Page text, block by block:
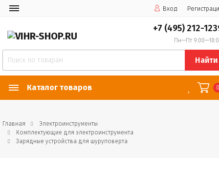
Вход
+7 (495) 212-
Пн—Пт
Найти
Каталог товаров
Главная
Электроинструменты
Комплектующие для электроинструмента
Зарядные устройства для шуруповерта